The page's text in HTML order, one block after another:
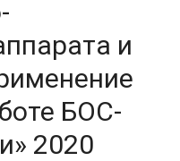
и
БОС-
2020